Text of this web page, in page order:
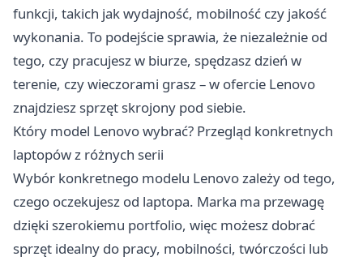
funkcji, takich jak wydajność, mobilność czy jakość
wykonania. To podejście sprawia, że niezależnie od
tego, czy pracujesz w biurze, spędzasz dzień w
terenie, czy wieczorami grasz – w ofercie Lenovo
znajdziesz sprzęt skrojony pod siebie.
Który model Lenovo wybrać? Przegląd konkretnych
laptopów z różnych serii
Wybór konkretnego modelu Lenovo zależy od tego,
czego oczekujesz od laptopa. Marka ma przewagę
dzięki szerokiemu portfolio, więc możesz dobrać
sprzęt idealny do pracy, mobilności, twórczości lub